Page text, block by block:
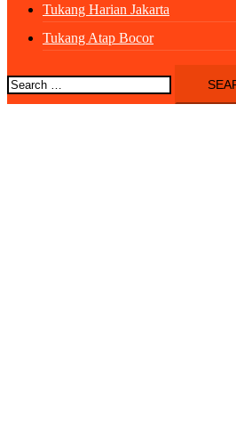
Tukang Harian Jakarta
Tukang Atap Bocor
Search
for: